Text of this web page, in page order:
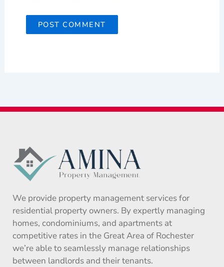
We provide property management services for
residential property owners. By expertly managing
homes, condominiums, and apartments at
competitive rates in the Great Area of Rochester
we’re able to seamlessly manage relationships
between landlords and their tenants.